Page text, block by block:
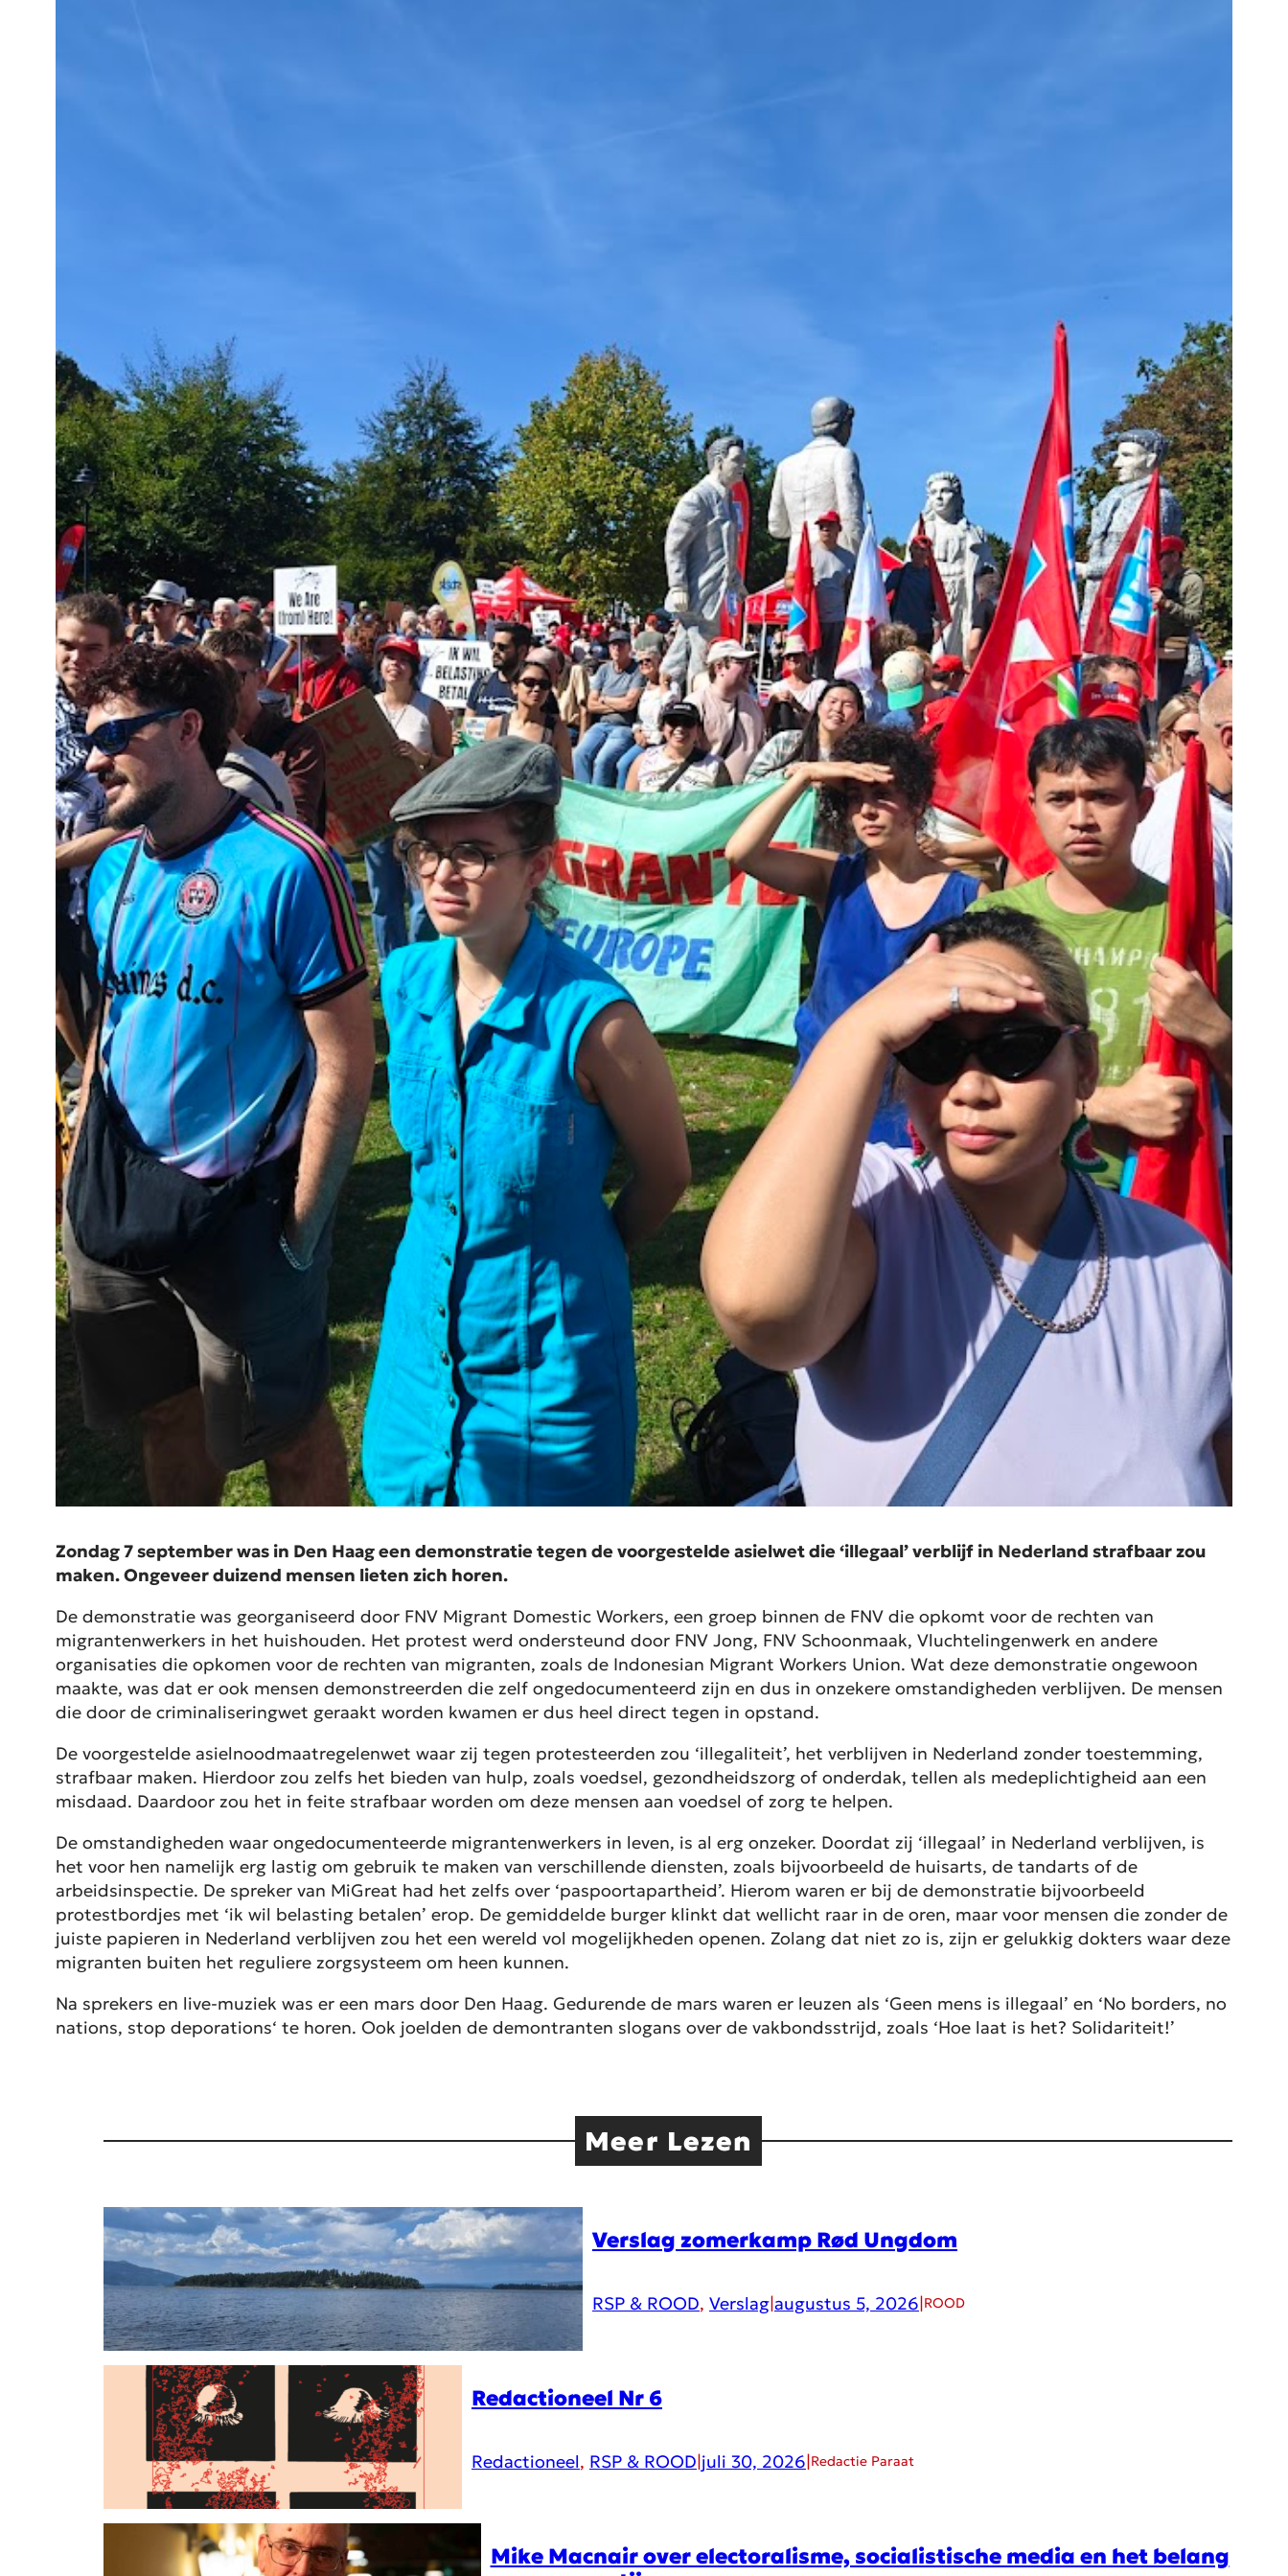
Zondag 7 september was in Den Haag een demonstratie tegen de voorgestelde asielwet die ‘illegaal’ verblijf in Nederland strafbaar zou
maken. Ongeveer duizend mensen lieten zich horen.
De demonstratie was georganiseerd door FNV Migrant Domestic Workers, een groep binnen de FNV die opkomt voor de rechten van
migrantenwerkers in het huishouden. Het protest werd ondersteund door FNV Jong, FNV Schoonmaak, Vluchtelingenwerk en andere
organisaties die opkomen voor de rechten van migranten, zoals de Indonesian Migrant Workers Union. Wat deze demonstratie ongewoon
maakte, was dat er ook mensen demonstreerden die zelf ongedocumenteerd zijn en dus in onzekere omstandigheden verblijven. De mensen
die door de criminaliseringwet geraakt worden kwamen er dus heel direct tegen in opstand.
De voorgestelde asielnoodmaatregelenwet waar zij tegen protesteerden zou ‘illegaliteit’, het verblijven in Nederland zonder toestemming,
strafbaar maken. Hierdoor zou zelfs het bieden van hulp, zoals voedsel, gezondheidszorg of onderdak, tellen als medeplichtigheid aan een
misdaad. Daardoor zou het in feite strafbaar worden om deze mensen aan voedsel of zorg te helpen.
De omstandigheden waar ongedocumenteerde migrantenwerkers in leven, is al erg onzeker. Doordat zij ‘illegaal’ in Nederland verblijven, is
het voor hen namelijk erg lastig om gebruik te maken van verschillende diensten, zoals bijvoorbeeld de huisarts, de tandarts of de
arbeidsinspectie. De spreker van MiGreat had het zelfs over ‘paspoortapartheid’. Hierom waren er bij de demonstratie bijvoorbeeld
protestbordjes met ‘ik wil belasting betalen’ erop. De gemiddelde burger klinkt dat wellicht raar in de oren, maar voor mensen die zonder de
juiste papieren in Nederland verblijven zou het een wereld vol mogelijkheden openen. Zolang dat niet zo is, zijn er gelukkig dokters waar deze
migranten buiten het reguliere zorgsysteem om heen kunnen.
Na sprekers en live-muziek was er een mars door Den Haag. Gedurende de mars waren er leuzen als ‘Geen mens is illegaal’ en ‘No borders, no
nations, stop deporations‘ te horen. Ook joelden de demontranten slogans over de vakbondsstrijd, zoals ‘Hoe laat is het? Solidariteit!’
Meer Lezen
Verslag zomerkamp Rød Ungdom
RSP & ROOD, Verslag|augustus 5, 2026|ROOD
Redactioneel Nr 6
Redactioneel, RSP & ROOD|juli 30, 2026|Redactie Paraat
Mike Macnair over electoralisme, socialistische media en het belang